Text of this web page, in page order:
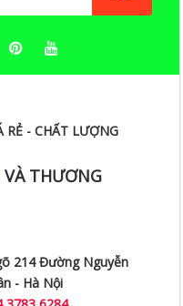
RẺ - CHẤT LƯỢNG
VÀ THƯƠNG
214 Đường Nguyễn
- Hà Nội